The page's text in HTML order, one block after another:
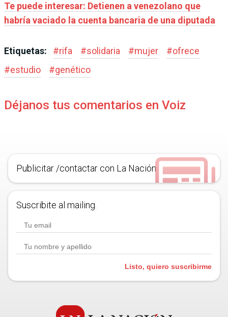
Te puede interesar: Detienen a venezolano que
habría vaciado la cuenta bancaria de una diputada
Etiquetas: #rifa #solidaria #mujer #ofrece
#estudio #genético
Déjanos tus comentarios en Voiz
Publicitar /contactar con La Nación
Suscribite al mailing.
Listo, quiero suscribirme